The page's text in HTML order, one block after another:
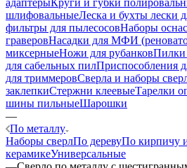
шлифовальныеЛеска и бухты лески
фильтры для пылесосовНаборы
граверовНасадки для МФИ
миксерныеНожи для рубанковПилки
для сабельных пилПриспособления
для триммеровСверла и наборы
заклепкиСтержни клеевыеТарелки
шины пильныеШарошки
—
По металлу
Наборы сверлПо деревуПо кирпичу
керамикеУниверсальные